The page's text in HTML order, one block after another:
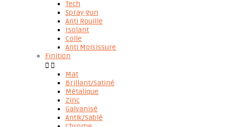
Tech
Spray gun
Anti Rouille
Isolant
Colle
Anti Moisissure
Finition
 
Mat
Brillant/Satiné
Métalique
Zinc
Galvanisé
Antik/Sablé